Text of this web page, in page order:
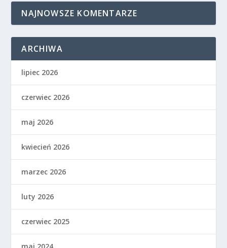
NAJNOWSZE KOMENTARZE
ARCHIWA
lipiec 2026
czerwiec 2026
maj 2026
kwiecień 2026
marzec 2026
luty 2026
czerwiec 2025
maj 2024